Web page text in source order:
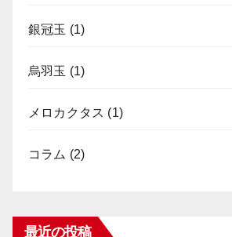
銀冠玉 (1)
烏羽玉 (1)
メロカクタス (1)
コラム (2)
最近の投稿